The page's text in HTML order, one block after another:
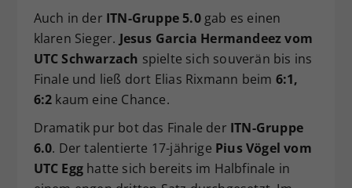
Auch in der ITN-Gruppe 5.0gab es einen
klaren Sieger. Jesus Garcia Hermandeez vom
UTC Schwarzach spielte sich souverän bis ins
Finale und ließ dort Elias Rixmann beim 6:1,
6:2 kaum eine Chance.
Dramatik pur bot das Finale der ITN-Gruppe
6.0. Der talentierte 17-jährige Pius Vögel vom
UTC Egghatte sich bereits im Halbfinale in